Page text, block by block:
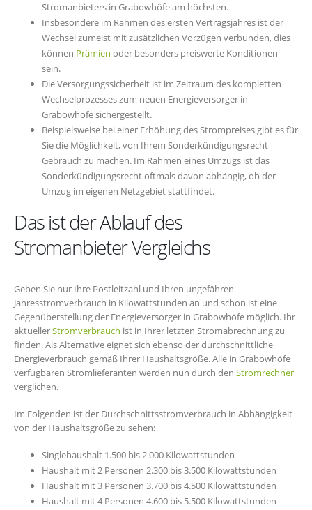
Stromanbieters in Grabowhöfe am höchsten.
Insbesondere im Rahmen des ersten Vertragsjahres ist der
Wechsel zumeist mit zusätzlichen Vorzügen verbunden, dies
können Prämien oder besonders preiswerte Konditionen
sein.
Die Versorgungssicherheit ist im Zeitraum des kompletten
Wechselprozesses zum neuen Energieversorger in
Grabowhöfe sichergestellt.
Beispielsweise bei einer Erhöhung des Strompreises gibt es für
Sie die Möglichkeit, von Ihrem Sonderkündigungsrecht
Gebrauch zu machen. Im Rahmen eines Umzugs ist das
Sonderkündigungsrecht oftmals davon abhängig, ob der
Umzug im eigenen Netzgebiet stattfindet.
Das ist der Ablauf des
Stromanbieter Vergleichs
Geben Sie nur Ihre Postleitzahl und Ihren ungefähren
Jahresstromverbrauch in Kilowattstunden an und schon ist eine
Gegenüberstellung der Energieversorger in Grabowhöfe möglich. Ihr
aktuellerStromverbrauch ist in Ihrer letzten Stromabrechnung zu
finden. Als Alternative eignet sich ebenso der durchschnittliche
Energieverbrauch gemäß Ihrer Haushaltsgröße. Alle in Grabowhöfe
verfügbaren Stromlieferanten werden nun durch den Stromrechner
verglichen.
Im Folgenden ist der Durchschnittsstromverbrauch in Abhängigkeit
von der Haushaltsgröße zu sehen:
Singlehaushalt 1.500 bis 2.000 Kilowattstunden
Haushalt mit 2 Personen 2.300 bis 3.500 Kilowattstunden
Haushalt mit 3 Personen 3.700 bis 4.500 Kilowattstunden
Haushalt mit 4 Personen 4.600 bis 5.500 Kilowattstunden